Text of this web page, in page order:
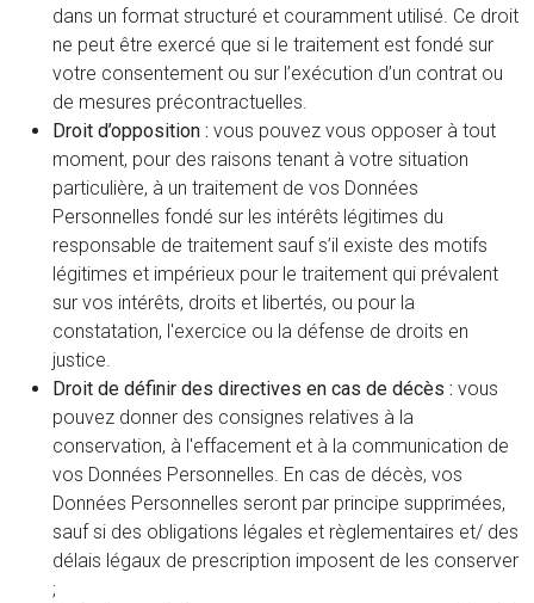
dans un format structuré et couramment utilisé. Ce droit
ne peut être exercé que si le traitement est fondé sur
votre consentement ou sur l’exécution d’un contrat ou
de mesures précontractuelles.
Droit d’opposition : vous pouvez vous opposer à tout
moment, pour des raisons tenant à votre situation
particulière, à un traitement de vos Données
Personnelles fondé sur les intérêts légitimes du
responsable de traitement sauf s’il existe des motifs
légitimes et impérieux pour le traitement qui prévalent
sur vos intérêts, droits et libertés, ou pour la
constatation, l'exercice ou la défense de droits en
justice.
Droit de définir des directives en cas de décès : vous
pouvez donner des consignes relatives à la
conservation, à l'effacement et à la communication de
vos Données Personnelles. En cas de décès, vos
Données Personnelles seront par principe supprimées,
sauf si des obligations légales et règlementaires et/ des
délais légaux de prescription imposent de les conserver
;